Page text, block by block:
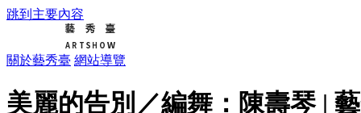
跳到主要內容
關於藝秀臺 網站導覽
美麗的告別／編舞：陳壽琴 |